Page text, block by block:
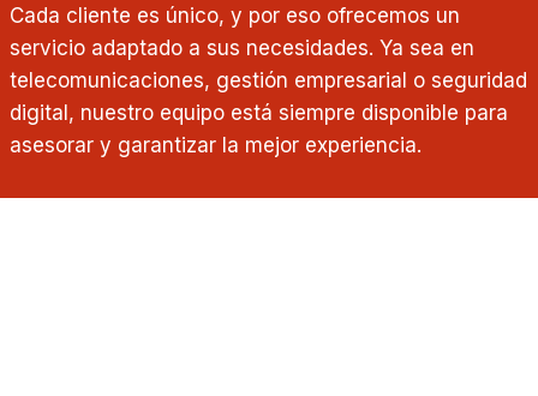
Cada cliente es único, y por eso ofrecemos un
servicio adaptado a sus necesidades. Ya sea en
telecomunicaciones, gestión empresarial o seguridad
digital, nuestro equipo está siempre disponible para
asesorar y garantizar la mejor experiencia.